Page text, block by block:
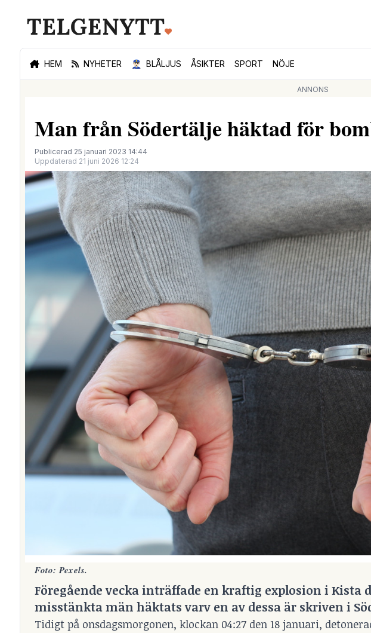
HEM NYHETER 👮🏻‍♂️ BLÅLJUS ÅSIKTER SPORT NÖJE
ANNONS
Man från Södertälje häktad för
Publicerad 25 januari 2023 14:44
Uppdaterad 21 juni 2026 12:24
Foto: Pexels.
Föregående vecka inträffade en kraftig explosion i Kista
misstänkta män häktats varv en av dessa är skriven i
Tidigt på onsdagsmorgonen, klockan 04:27 den 18 januari,